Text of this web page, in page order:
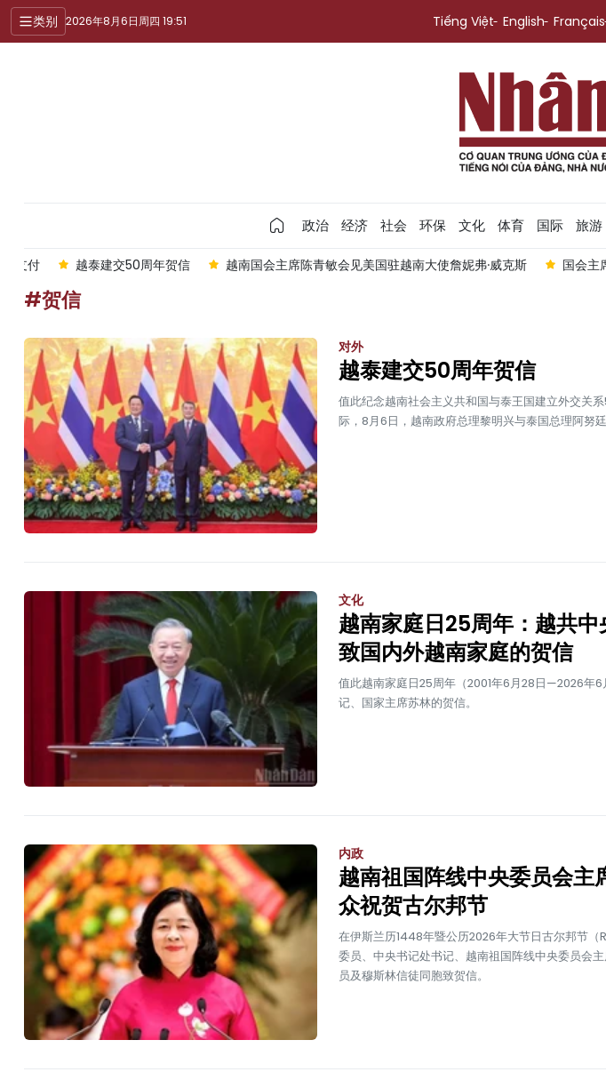
类别 2026年8月6日周四 19:51 Tiếng Việt English Français
政治 经济 社会 环保 文化 体育 国际 旅游
支付 越泰建交50周年贺信 越南国会主席陈青敏会见美国驻越南大使詹妮弗·威克斯 国会主
#贺信
对外
越泰建交50周年贺信
值此纪念越南社会主义共和国与泰王国建立外交关
际，8月6日，越南政府总理黎明兴与泰国总理阿努廷
文化
越南家庭日25周年：越共
致国内外越南家庭的贺信
值此越南家庭日25周年（2001年6月28日—2026年
记、国家主席苏林的贺信。
内政
越南祖国阵线中央委员会主
众祝贺古尔邦节
在伊斯兰历1448年暨公历2026年大节日古尔邦节
委员、中央书记处书记、越南祖国阵线中央委员会
员及穆斯林信徒同胞致贺信。